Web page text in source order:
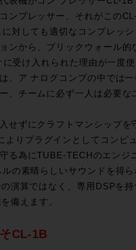
ンプレッサー、それがこの
対しても適切なコンプレッ
ンから、ブリックウォール的
受け入れられた理由が一度
、ア ナログコンプの中では
、チームに必ず一人は必要な
せずにクラフトマンシップ
りプラグインとしてコンピ
る為にTUBE-TECHのエンジ
の素晴らしいサウンドを得
演算ではなく、専用DSPを
備えます。
CL-1B